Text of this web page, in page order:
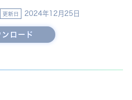
更新日 2024年12月25日